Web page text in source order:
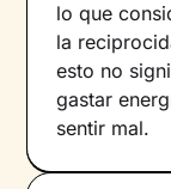
lo que
la
esto no
gastar
sentir mal.